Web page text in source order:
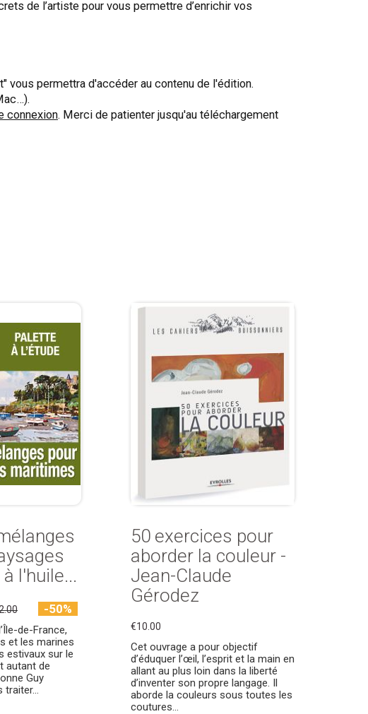
de l’artiste pour vous permettre d’enrichir vos
vous permettra d'accéder au contenu de l'édition.
connexion. Merci de patienter jusqu'au téléchargement
l'huile...
-50%
de-France,
et les marines
estivaux sur le
autant de
Guy
traiter...
50 exercices pour
aborder la couleur -
Jean-Claude
Gérodez
€10.00
Cet ouvrage a pour objectif
d’éduquer l’œil, l’esprit et la main en
allant au plus loin dans la liberté
d’inventer son propre langage. Il
aborde la couleurs sous toutes les
coutures…